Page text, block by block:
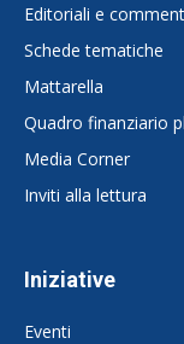
Editoriali e
Schede tematiche
Mattarella
Quadro finanziario
Media Corner
Inviti alla lettura
Iniziative
Eventi